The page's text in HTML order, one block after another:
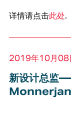
详情请点击此处.
2019年10月08
新设计总监
Monnerjan